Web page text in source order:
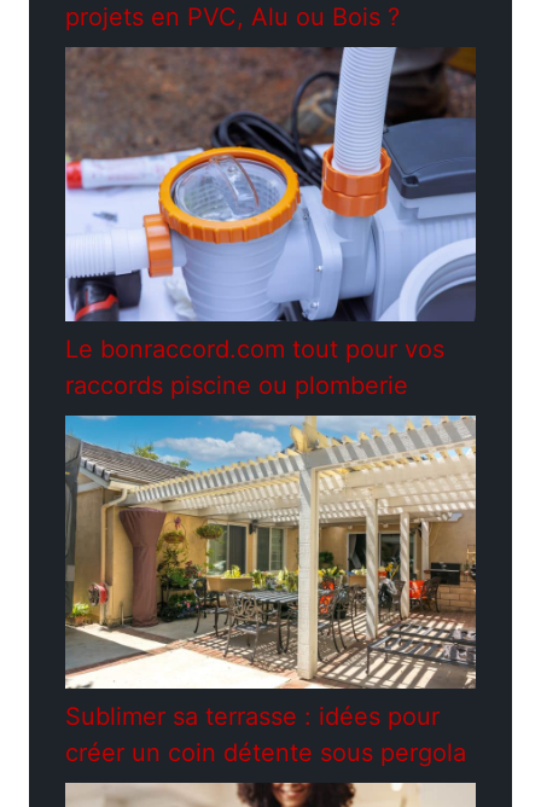
projets en PVC, Alu ou Bois ?
Le bonraccord.com tout pour vos
raccords piscine ou plomberie
Sublimer sa terrasse : idées pour
créer un coin détente sous pergola